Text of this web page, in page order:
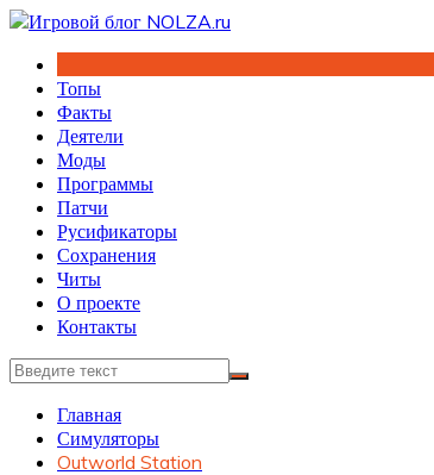
Перейти
содержимому
Топы
Факты
Деятели
Моды
Программы
Патчи
Русификаторы
Сохранения
Читы
О проекте
Контакты
Главная
Симуляторы
Outworld Station